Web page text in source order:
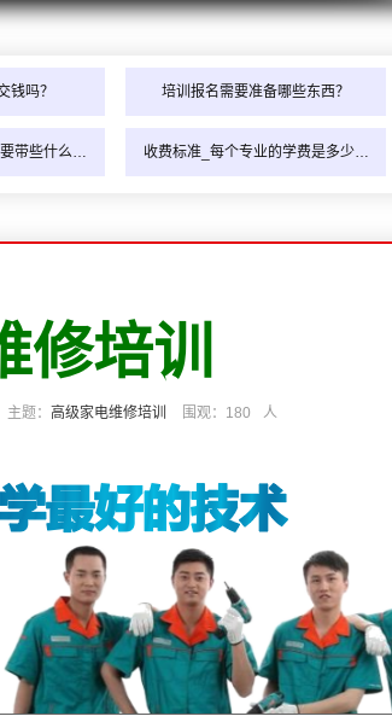
钱吗？ 培训报名需要准备哪些东西？
带些什么… 收费标准_每个专业的学费是多少…
修培训
主题： 高级家电维修培训 围观： 180 人